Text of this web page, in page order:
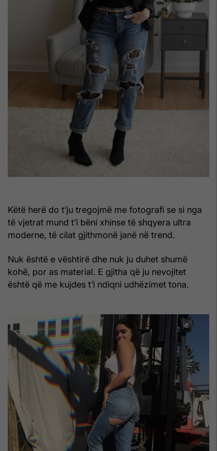
Këtë herë do t’ju tregojmë me fotografi se si nga
të vjetrat mund t’i bëni xhinse të shqyera ultra
moderne, të cilat gjithmonë janë në trend.
Nuk është e vështirë dhe nuk ju duhet shumë
kohë, por as material. E gjitha që ju nevojitet
është që me kujdes t’i ndiqni udhëzimet tona.